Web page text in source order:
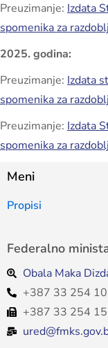
Preuzimanje: Izdata
spomenika za
2025. godina:
Preuzimanje: Izdata
spomenika za
Preuzimanje: Izdata
spomenika za
Meni
Propisi
Federalno
Obala Maka
+387 33 254
+387 33 254